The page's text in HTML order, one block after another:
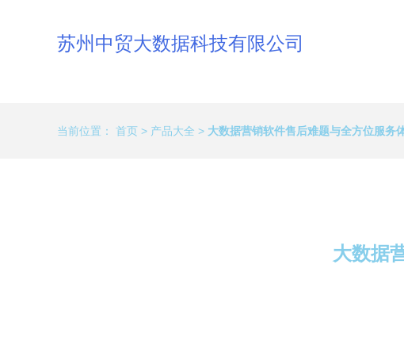
苏州中贸大数据科技有限公司
当前位置： 首页 > 产品大全 > 大数据营销软件售后难题与全方位服务
大数据